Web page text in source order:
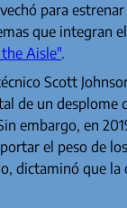
para
que integran
Aisle".
Scott
de un desplome
embargo, en
el peso de
dictaminó que